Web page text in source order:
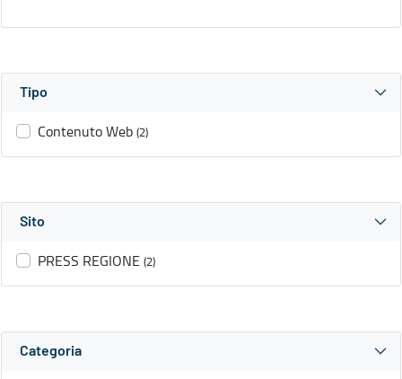
Tipo
Contenuto Web (2)
Sito
PRESS REGIONE (2)
Categoria